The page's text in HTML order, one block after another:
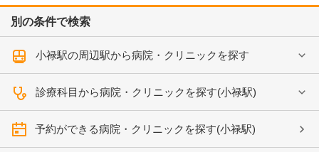
別の条件で検索
小禄駅の周辺駅から病院・クリニックを探す
診療科目から病院・クリニックを探す(小禄駅)
予約ができる病院・クリニックを探す(小禄駅)